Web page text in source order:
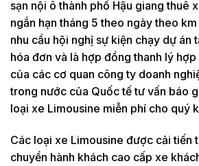
sạn nội ô thành phố Hậu giang thuê
ngắn hạn tháng 5 theo ngày theo
nhu cầu hội nghị sự kiện chạy dự án
hóa đơn và là hợp đồng thanh lý
của các cơ quan công ty doanh
trong nước của Quốc tế tư vấn báo
loại xe Limousine miễn phí cho quý
Các loại xe Limousine được cải tiến
chuyển hành khách cao cấp xe